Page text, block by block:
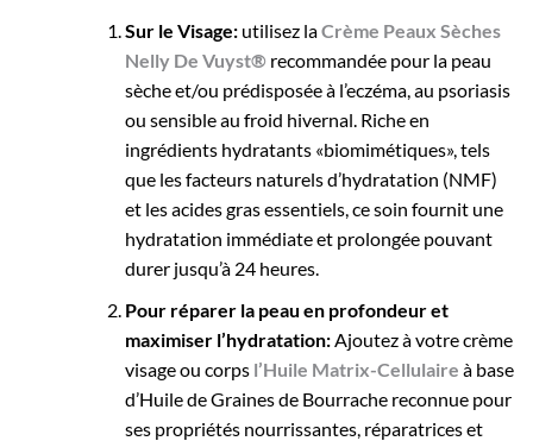
Sur le Visage:utilisez laCrème Peaux Sèches
Nelly De Vuyst® recommandée pour la peau
sèche et/ou prédisposée à l’eczéma, au psoriasis
ou sensible au froid hivernal. Riche en
ingrédients hydratants «biomimétiques», tels
que les facteurs naturels d’hydratation (NMF)
et les acides gras essentiels, ce soin fournit une
hydratation immédiate et prolongée pouvant
durer jusqu’à 24 heures.
Pour réparer la peau en profondeur et
maximiser l’hydratation:Ajoutez à votre crème
visage ou corps l’Huile Matrix-Cellulaire à base
d’Huile de Graines de Bourrache reconnue pour
ses propriétés nourrissantes, réparatrices et